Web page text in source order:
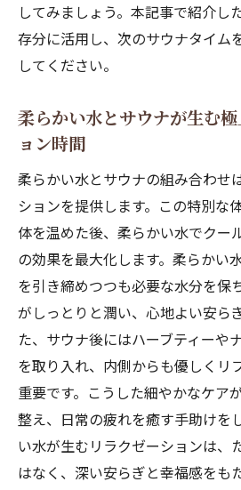
践ガイド
柔らかい水を使ったサ
サウナで柔らかい水を取
柔らかい水でサウナの
方法
柔らかい水でサウナ体
ディア
サウナ効果を高める柔
柔らかい水を使用した
践例
サウナ後のクールダウン柔
爽快感
柔らかい水でサウナ後
法
クールダウンに最適な
柔らかい水を使ったサ
してみましょう。本記事で紹介し
存分に活用し、次のサウナタイム
してください。
柔らかい水とサウナが生む
ョン時間
柔らかい水とサウナの組み合わせ
ションを提供します。この特別な
体を温めた後、柔らかい水でクー
の効果を最大化します。柔らかい
を引き締めつつも必要な水分を保
がしっとりと潤い、心地よい安ら
た、サウナ後にはハーブティーや
を取り入れ、内側からも優しくリ
重要です。こうした細やかなケア
整え、日常の疲れを癒す手助けを
い水が生むリラクゼーションは、
はなく、深い安らぎと幸福感をも